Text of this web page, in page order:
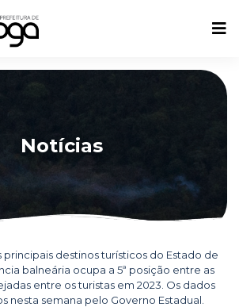
Notícias
destinos turísticos do Estado de
balneária ocupa a 5ª posição entre as
entre os turistas em 2023. Os dados
nesta semana pelo Governo Estadual.